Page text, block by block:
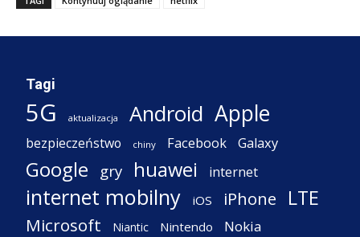
Tagi
5G aktualizacja Android Apple
bezpieczeństwo chiny Facebook Galaxy
Google gry huawei internet
internet mobilny iOS iPhone LTE
Microsoft Niantic Nintendo Nokia